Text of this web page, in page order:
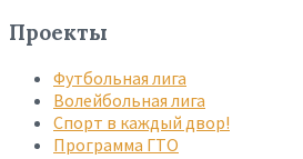
Проекты
Футбольная лига
Волейбольная лига
Спорт в каждый двор!
Программа ГТО